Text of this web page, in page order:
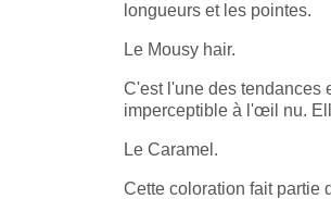
longueurs et les pointes.
Le Mousy hair.
C'est l'une des tendances
imperceptible à l'œil nu.
Le Caramel.
Cette coloration fait partie